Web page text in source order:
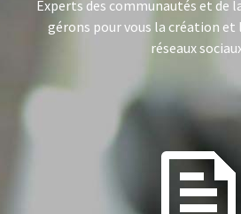
Experts des communautés et de
gérons pour vous la création et
réseaux